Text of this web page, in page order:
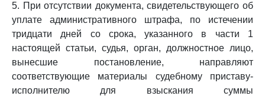
5. При отсутствии документа, свидетельствующего об
уплате административного штрафа, по истечении
тридцати дней со срока, указанного в части 1
настоящей статьи, судья, орган, должностное лицо,
вынесшие постановление, направляют
соответствующие материалы судебному приставу-
исполнителю для взыскания суммы